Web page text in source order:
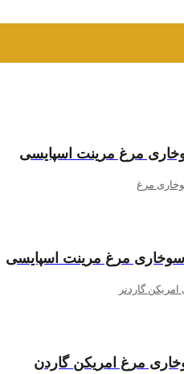
مرغ مرینت اسپایسی
مرغ
سوخاری مرغ مرینت اسپایسی
گاردنر
مرغ امریکن گاردن